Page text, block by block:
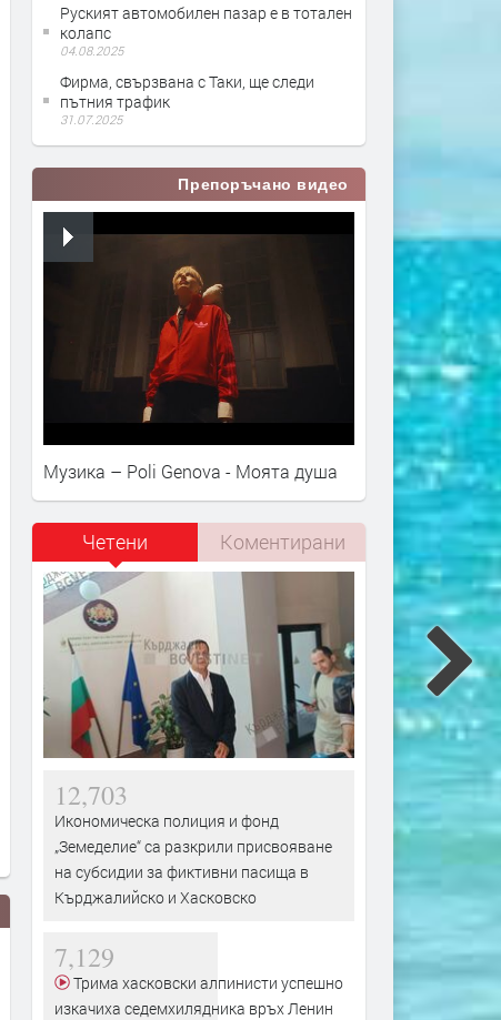
Руският автомобилен пазар е в тотален
колапс
04.08.2025
Фирма, свързвана с Таки, ще следи
пътния трафик
31.07.2025
Препоръчано видео
Музика – Poli Genova - Моята душа
Четени Коментирани
12,703
Икономическа полиция и фонд
„Земеделие“ са разкрили присвояване
на субсидии за фиктивни пасища в
Кърджалийско и Хасковско
7,129
Трима хасковски алпинисти успешно
изкачиха седемхилядника връх Ленин